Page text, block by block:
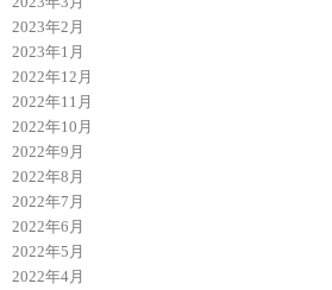
2023年2月
2023年1月
2022年12月
2022年11月
2022年10月
2022年9月
2022年8月
2022年7月
2022年6月
2022年5月
2022年4月